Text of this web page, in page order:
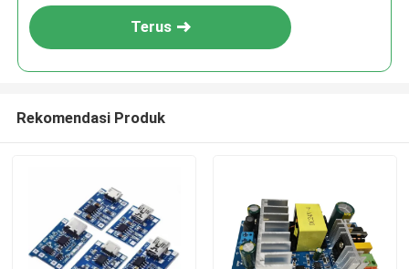
Terus
Rekomendasi Produk